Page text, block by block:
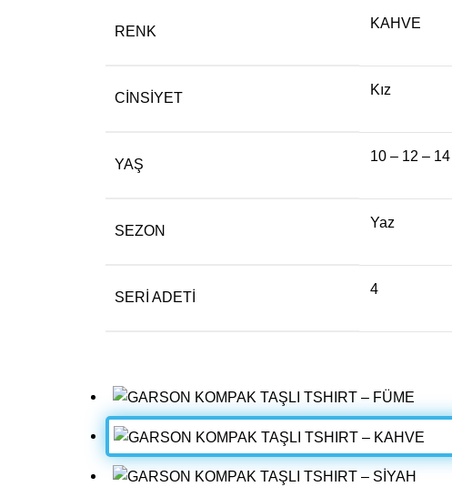
RENK
KAHVE
CINSIYET
Kız
YAŞ
10 – 12 –
SEZON
Yaz
SERI ADETI
4